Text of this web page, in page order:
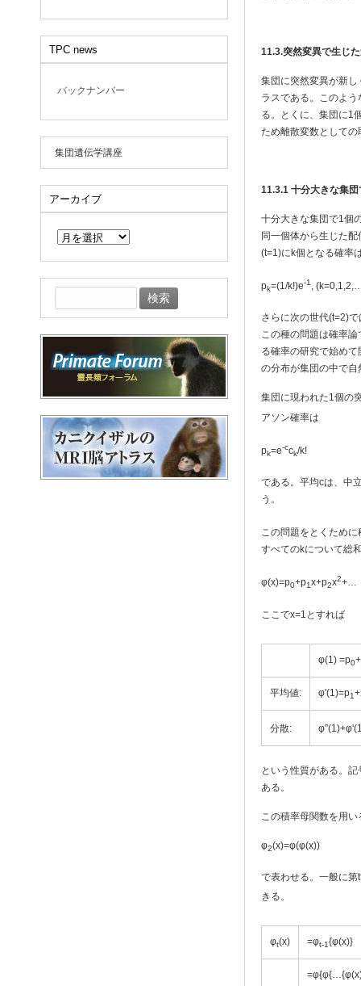
11.3.突然変異で生じ
集団に突然変異が新
ラスである。このよ
る。とくに、集団に1
ため離散変数として
11.3.1 十分大きな集
十分大きな集団で1個
同一個体から生じた
(t=1)にk個となる確率
pk=(1/k!)e-1 ,
さらに次の世代(t=2)
この種の問題は確率
る確率の研究で始め
の分布が集団の中で
集団に現われた1個の
アソン確率は
pk=e-cck/k!
である。平均cは、中
う。
この問題をとくため
すべてのkについて総
φ(x)=p0+p1x+p2x2+…
ここでx=1とすれば
φ(1) =p0
平均値: φ'(1)=p1
分散:
という性質がある。
ある。
この積率母関数を用
φ2(x)=φ(φ(x))
で表わせる。一般に
きる。
φt(x) =φt-1{φ(x)}
TPC news
バックナンバー
集団遺伝学講座
アーカイブ
イ
ブ
索: